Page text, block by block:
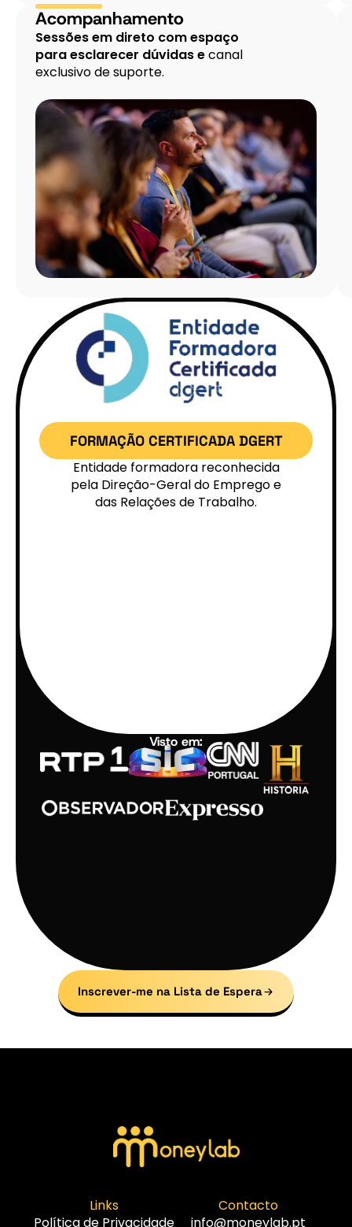
especializados
e
participação
como
em
conferências
e
seminários,
aliando
visão
estratégica,
capacidade
analítica
e
orientação
para
cliente.
Acompanhamento
Sessões em direto com espaço
para esclarecer dúvidas ecanal
exclusivo de suporte.
FORMAÇÃO CERTIFICADA DGERT
Entidade formadora reconhecida
pela Direção-Geral do Emprego e
das Relações de Trabalho.
Visto em:
Inscrever-me na Lista de Espera
Links
Política de Privacidade
Contacto
info@moneylab.pt